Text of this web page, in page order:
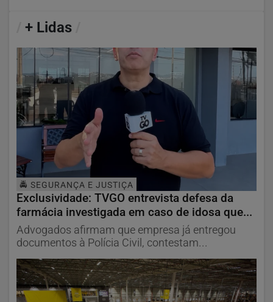
+ Lidas
🚔 SEGURANÇA E JUSTIÇA
Exclusividade: TVGO entrevista defesa da
farmácia investigada em caso de idosa que...
Advogados afirmam que empresa já entregou
documentos à Polícia Civil, contestam...